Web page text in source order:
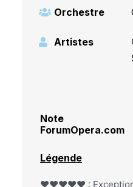
Orchestre
Artistes
Note
ForumOpera.com
Légende
❤️❤️❤️❤️❤️ :